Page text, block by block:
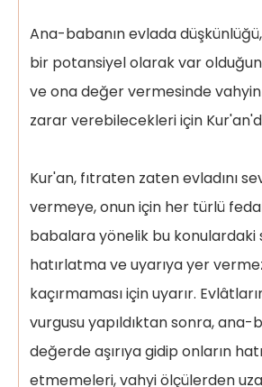
Ana-babanın evlada
bir potansiyel olarak var
ve ona değer vermesinde vahyin
zarar verebilecekleri için
Kur'an, fıtraten zaten evladını
vermeye, onun için her türlü
babalara yönelik bu konulardaki
hatırlatma ve uyarıya yer
kaçırmaması için uyarır.
vurgusu yapıldıktan sonra,
değerde aşırıya gidip onların
etmemeleri, vahyi ölçülerden